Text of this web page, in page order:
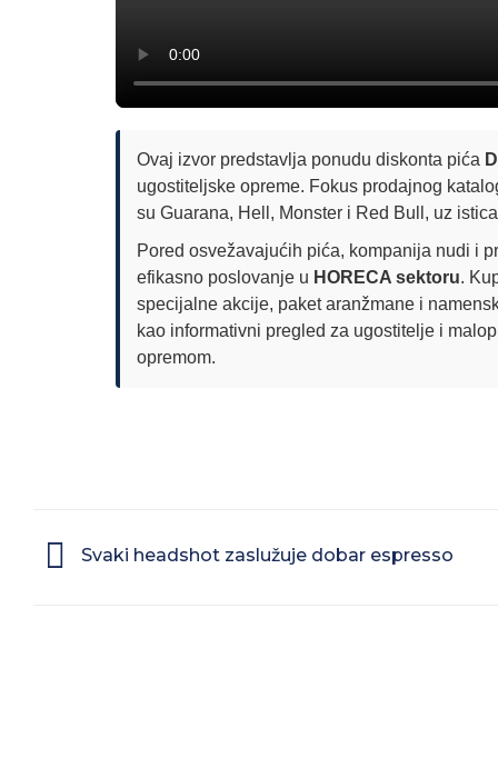
Ovaj izvor predstavlja ponudu diskonta pića
ugostiteljske opreme. Fokus prodajnog
su Guarana, Hell, Monster i Red Bull, uz
Pored osvežavajućih pića, kompanija nudi i
efikasno poslovanje u HORECA sektoru.
specijalne akcije, paket aranžmane i
kao informativni pregled za ugostitelje i
opremom.
Svaki headshot zaslužuje dobar espresso